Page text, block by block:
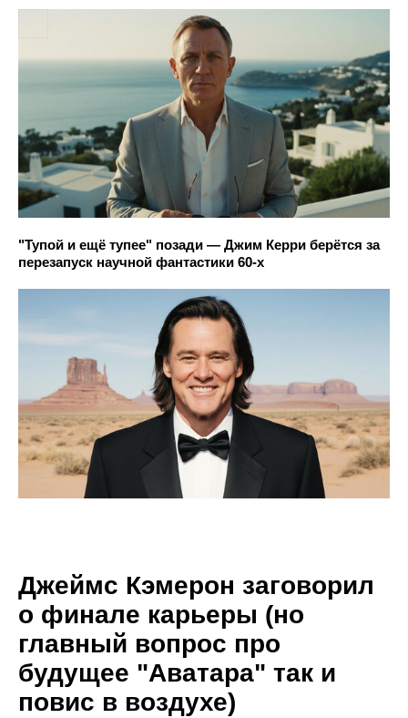
"Тупой и ещё тупее" позади — Джим Керри берётся за
перезапуск научной фантастики 60-х
Джеймс Кэмерон заговорил
о финале карьеры (но
главный вопрос про
будущее "Аватара" так и
повис в воздухе)